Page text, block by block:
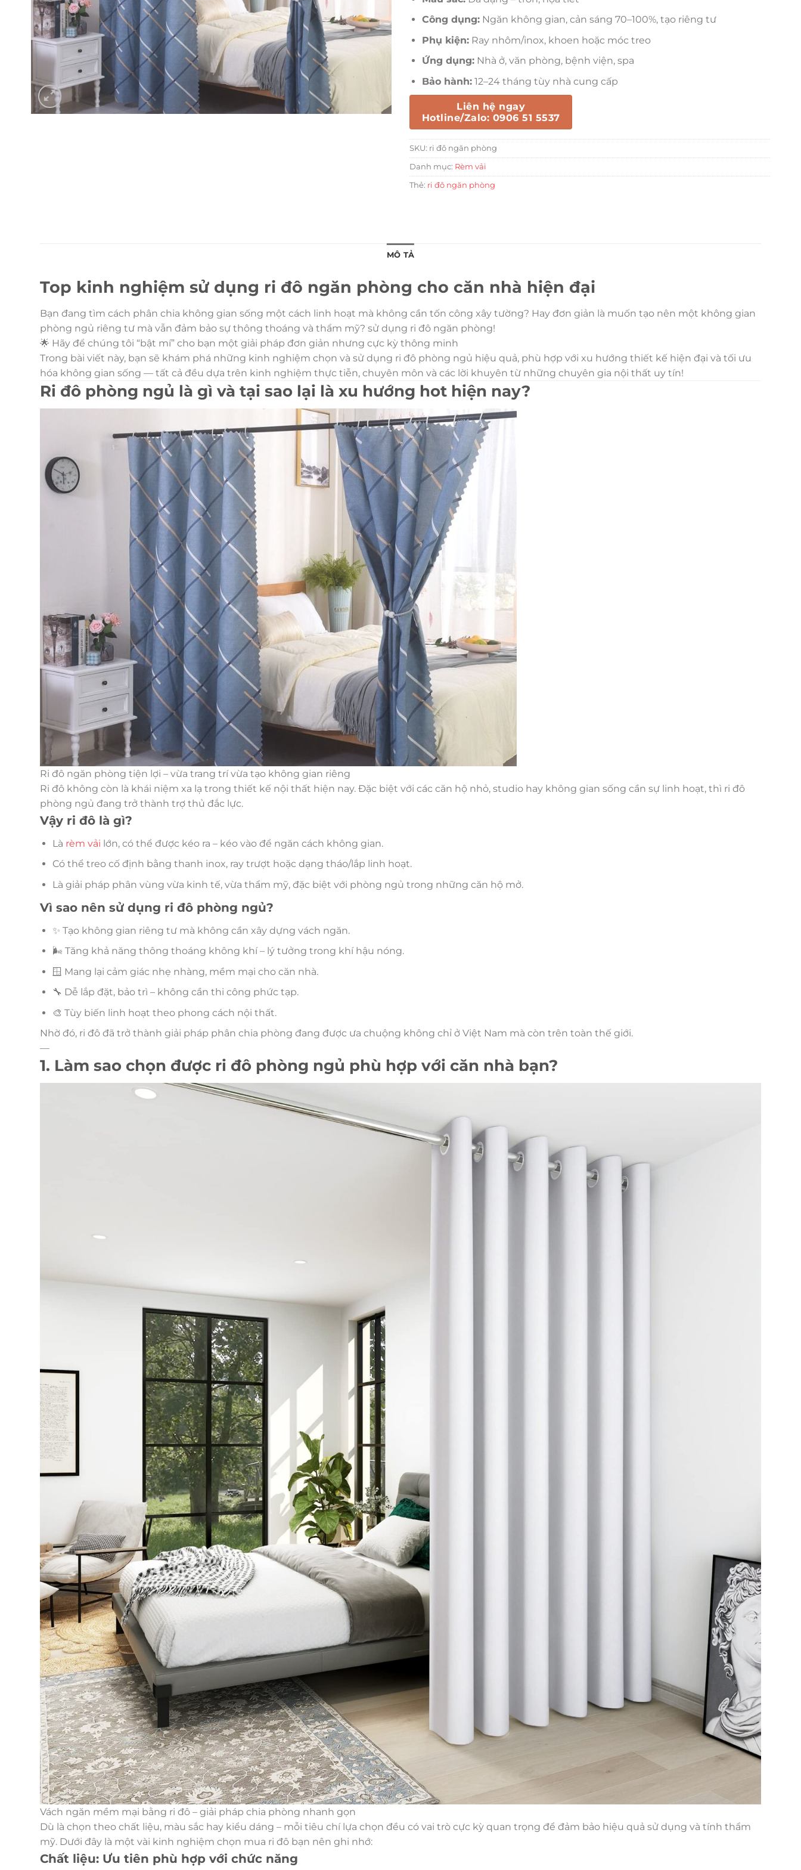
Công dụng:Ngăn không gian, cản sáng 70–100%, tạo riêng tư
Phụ kiện:Ray nhôm/inox, khoen hoặc móc treo
Ứng dụng:Nhà ở, văn phòng, bệnh viện, spa
Bảo hành:12–24 tháng tùy nhà cung cấp
Liên hệ ngay
Hotline/Zalo: 0906 51 5537
SKU: ri đô ngăn phòng
Danh mục: Rèm vải
Thẻ: ri đô ngăn phòng
MÔ TẢ
Top kinh nghiệm sử dụng ri đô ngăn phòng cho căn nhà hiện đại
Bạn đang tìm cách phân chia không gian sống một cách linh hoạt mà không cần tốn công xây tường? Hay đơn giản là muốn tạo nên một không gian
phòng ngủ riêng tư mà vẫn đảm bảo sự thông thoáng và thẩm mỹ? sử dụng ri đô ngăn phòng!
🌟 Hãy để chúng tôi “bật mí” cho bạn một giải pháp đơn giản nhưng cực kỳ thông minh
Trong bài viết này, bạn sẽ khám phá những kinh nghiệm chọn và sử dụng ri đô phòng ngủ hiệu quả, phù hợp với xu hướng thiết kế hiện đại và tối ưu
hóa không gian sống — tất cả đều dựa trên kinh nghiệm thực tiễn, chuyên môn và các lời khuyên từ những chuyên gia nội thất uy tín!
Ri đô phòng ngủ là gì và tại sao lại là xu hướng hot hiện nay?
Ri đô ngăn phòng tiện lợi – vừa trang trí vừa tạo không gian riêng
Ri đô không còn là khái niệm xa lạ trong thiết kế nội thất hiện nay. Đặc biệt với các căn hộ nhỏ, studio hay không gian sống cần sự linh hoạt, thì ri đô
phòng ngủ đang trở thành trợ thủ đắc lực.
Vậy ri đô là gì?
Là rèm vải lớn, có thể được kéo ra – kéo vào để ngăn cách không gian.
Có thể treo cố định bằng thanh inox, ray trượt hoặc dạng tháo/lắp linh hoạt.
Là giải pháp phân vùng vừa kinh tế, vừa thẩm mỹ, đặc biệt với phòng ngủ trong những căn hộ mở.
Vì sao nên sử dụng ri đô phòng ngủ?
✨ Tạo không gian riêng tư mà không cần xây dựng vách ngăn.
🌬️ Tăng khả năng thông thoáng không khí – lý tưởng trong khí hậu nóng.
🪟 Mang lại cảm giác nhẹ nhàng, mềm mại cho căn nhà.
🔧 Dễ lắp đặt, bảo trì – không cần thi công phức tạp.
🎨 Tùy biến linh hoạt theo phong cách nội thất.
Nhờ đó, ri đô đã trở thành giải pháp phân chia phòng đang được ưa chuộng không chỉ ở Việt Nam mà còn trên toàn thế giới.
—
1. Làm sao chọn được ri đô phòng ngủ phù hợp với căn nhà bạn?
Vách ngăn mềm mại bằng ri đô – giải pháp chia phòng nhanh gọn
Dù là chọn theo chất liệu, màu sắc hay kiểu dáng – mỗi tiêu chí lựa chọn đều có vai trò cực kỳ quan trọng để đảm bảo hiệu quả sử dụng và tính thẩm
mỹ. Dưới đây là một vài kinh nghiệm chọn mua ri đô bạn nên ghi nhớ:
Chất liệu: Ưu tiên phù hợp với chức năng